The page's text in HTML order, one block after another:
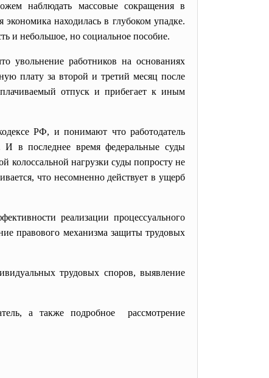
наблюдать массовые сокращения в
экономика находилась в глубоком упадке.
и небольшое, но социальное пособие.
увольнение работников на основаниях
плату за второй и третий месяц после
отпуск и прибегает к иным
РФ, и понимают что работодатель
в последнее время федеральные суды
колоссальной нагрузки суды попросту не
что несомненно действует в ущерб
реализации процессуального
правового механизма защиты трудовых
трудовых споров, выявление
а также подробное рассмотрение